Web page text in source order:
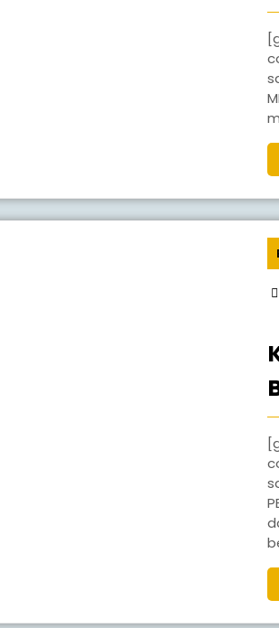
[gview file=”http://
[gview file=”http://